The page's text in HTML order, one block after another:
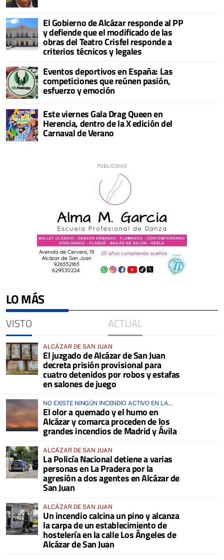
El Gobierno de Alcázar responde al PP
y defiende que el modificado de las
obras del Teatro Crisfel responde a
criterios técnicos y legales
Eventos deportivos en España: Las
competiciones que reúnen pasión,
esfuerzo y emoción
Este viernes Gala Drag Queen en
Herencia, dentro de la X edición del
Carnaval de Verano
LO MÁS
VISTO ACTUAL
ALCÁZAR DE SAN JUAN
El juzgado de Alcázar de San Juan
decreta prisión provisional para
cuatro detenidos por robos y estafas
en salones de juego
NO EXISTE NINGÚN INCENDIO ACTIVO EN LA
COMARCA
El olor a quemado y el humo en
Alcázar y comarca proceden de los
grandes incendios de Madrid y Ávila
ALCÁZAR DE SAN JUAN
La Policía Nacional detiene a varias
personas en La Pradera por la
agresión a dos agentes en Alcázar de
San Juan
ALCÁZAR DE SAN JUAN
Un incendio calcina un pino y alcanza
la carpa de un establecimiento de
hostelería en la calle Los Ángeles de
Alcázar de San Juan